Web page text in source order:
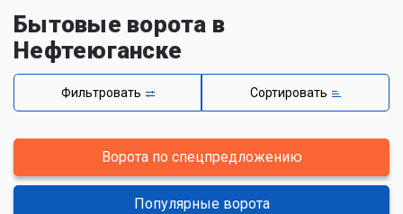
Бытовые ворота в
Нефтеюганске
Фильтровать Сортировать
Ворота по спецпредложению
Популярные ворота